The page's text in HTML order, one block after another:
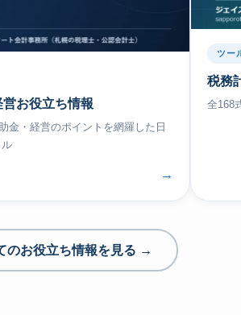
お役立ち情報
金・経営のポイントを網羅した日
→
ツー
税務
全168
のお役立ち情報を見る →